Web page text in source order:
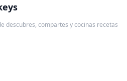
descubres, compartes y cocinas recetas